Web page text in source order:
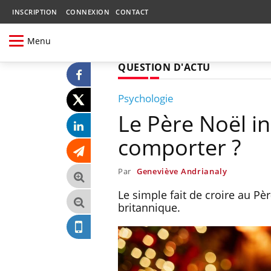
INSCRIPTION CONNEXION CONTACT
Menu
QUESTION D'ACTU
Psychologie
Le Père Noël
comporter ?
Par Geneviève Andrianaly
Le simple fait de croire au
britannique.